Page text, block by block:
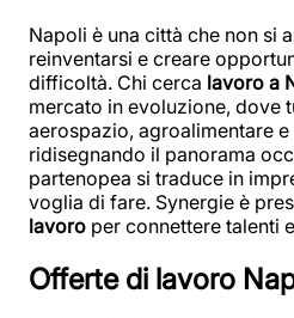
Napoli è una città che non si
reinventarsi e creare
difficoltà. Chi cerca lavoro a
mercato in evoluzione, dove
aerospazio, agroalimentare
ridisegnando il panorama
partenopea si traduce in
voglia di fare. Synergie è
lavoro per connettere talenti
Offerte di lavoro